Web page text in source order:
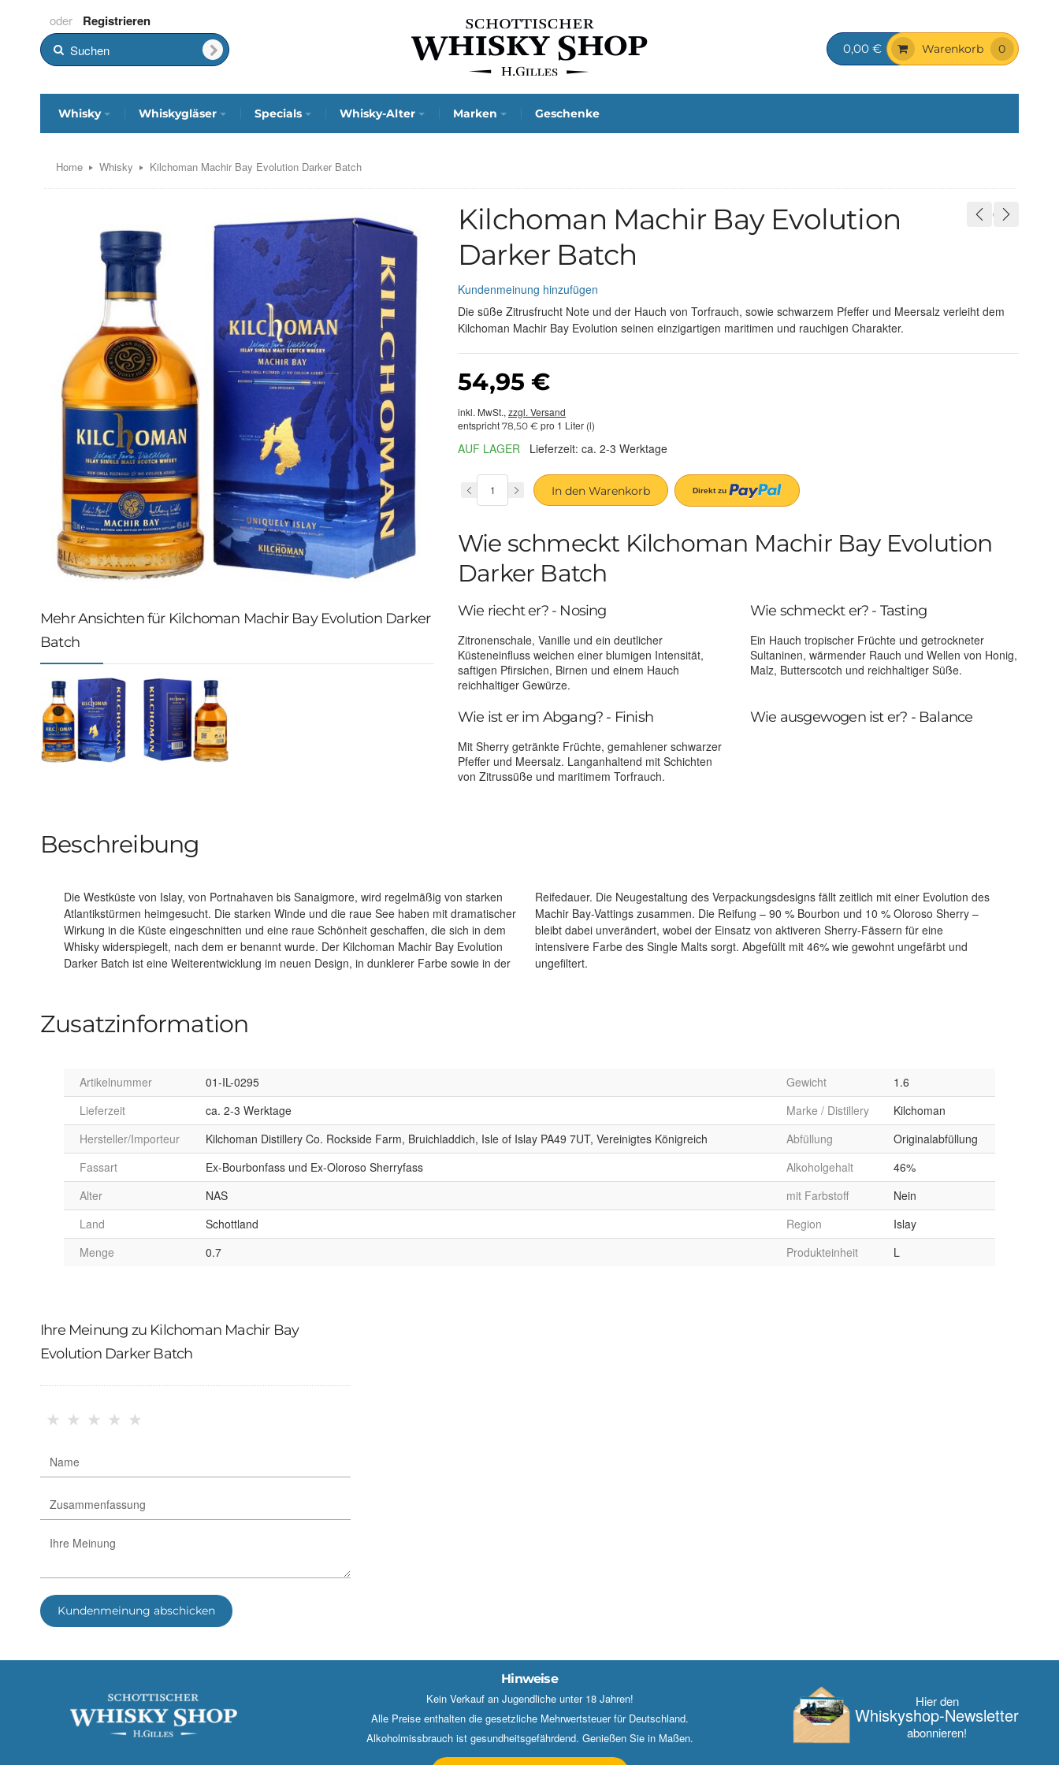
Registrieren
0,00 € Warenkorb 0
Whisky Whiskygläser Specials Whisky-Alter Marken Geschenke
Home Whisky Kilchoman Machir Bay Evolution Darker Batch
Mehr Ansichten für Kilchoman Machir Bay Evolution Darker
Batch
Kilchoman Machir Bay Evolution
Darker Batch
Kundenmeinung hinzufügen
Die süße Zitrusfrucht Note und der Hauch von Torfrauch, sowie schwarzem Pfeffer und Meersalz verleiht dem
Kilchoman Machir Bay Evolution seinen einzigartigen maritimen und rauchigen Charakter.
54,95 €
inkl. MwSt., zzgl. Versand
entspricht 78,50 € pro 1 Liter (l)
AUF LAGER Lieferzeit: ca. 2-3 Werktage
In den Warenkorb
Wie schmeckt Kilchoman Machir Bay Evolution
Darker Batch
Wie riecht er? - Nosing
Zitronenschale, Vanille und ein deutlicher
Küsteneinfluss weichen einer blumigen Intensität,
saftigen Pfirsichen, Birnen und einem Hauch
reichhaltiger Gewürze.
Wie schmeckt er? - Tasting
Ein Hauch tropischer Früchte und getrockneter
Sultaninen, wärmender Rauch und Wellen von Honig,
Malz, Butterscotch und reichhaltiger Süße.
Wie ist er im Abgang? - Finish
Mit Sherry getränkte Früchte, gemahlener schwarzer
Pfeffer und Meersalz. Langanhaltend mit Schichten
von Zitrussüße und maritimem Torfrauch.
Wie ausgewogen ist er? - Balance
Beschreibung
Die Westküste von Islay, von Portnahaven bis Sanaigmore, wird regelmäßig von starken
Atlantikstürmen heimgesucht. Die starken Winde und die raue See haben mit dramatischer
Wirkung in die Küste eingeschnitten und eine raue Schönheit geschaffen, die sich in dem
Whisky widerspiegelt, nach dem er benannt wurde. Der Kilchoman Machir Bay Evolution
Darker Batch ist eine Weiterentwicklung im neuen Design, in dunklerer Farbe sowie in der
Reifedauer. Die Neugestaltung des Verpackungsdesigns fällt zeitlich mit einer Evolution des
Machir Bay-Vattings zusammen. Die Reifung – 90 % Bourbon und 10 % Oloroso Sherry –
bleibt dabei unverändert, wobei der Einsatz von aktiveren Sherry-Fässern für eine
intensivere Farbe des Single Malts sorgt. Abgefüllt mit 46% wie gewohnt ungefärbt und
ungefiltert.
Zusatzinformation
Artikelnummer 01-IL-0295 Gewicht
1.6
Lieferzeit
ca. 2-3 Werktage Marke / Distillery
Kilchoman
Hersteller/Importeur
Kilchoman Distillery Co. Rockside Farm, Bruichladdich, Isle of Islay PA49 7UT, Vereinigtes Königreich Abfüllung
Originalabfüllung
Fassart
Ex-Bourbonfass und Ex-Oloroso Sherryfass Alkoholgehalt
46%
Alter
NAS mit Farbstoff
Nein
Land
Schottland Region
Islay
Menge
0.7 Produkteinheit L
Ihre Meinung zu Kilchoman Machir Bay
Evolution Darker Batch
★ ★ ★ ★ ★
Kundenmeinung abschicken
Hinweise
Kein Verkauf an Jugendliche unter 18 Jahren!
Alle Preise enthalten die gesetzliche Mehrwertsteuer für Deutschland.
Alkoholmissbrauch ist gesundheitsgefährdend. Genießen Sie in Maßen.
Hier den
Whisky­shop-Newsletter
abonnieren!